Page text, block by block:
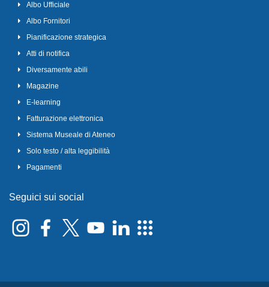
Albo Ufficiale
Albo Fornitori
Pianificazione strategica
Atti di notifica
Diversamente abili
Magazine
E-learning
Fatturazione elettronica
Sistema Museale di Ateneo
Solo testo / alta leggibilità
Pagamenti
Seguici sui social